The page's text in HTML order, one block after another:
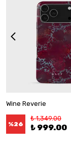
Wine Reverie
%26
₺ 1,349.00
₺ 999.00